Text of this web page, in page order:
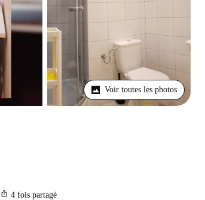
Voir toutes les photos
ios_share 4 fois partagé